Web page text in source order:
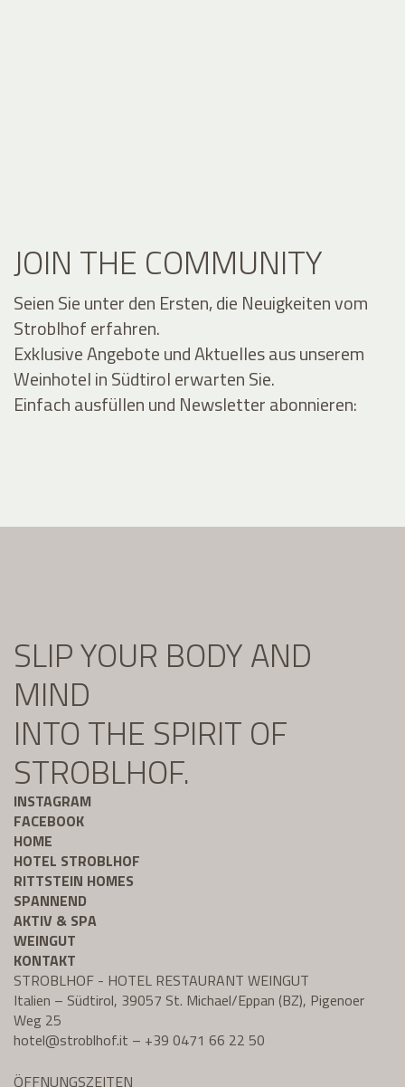
JOIN THE COMMUNITY
Seien Sie unter den Ersten, die Neuigkeiten vom
Stroblhof erfahren.
Exklusive Angebote und Aktuelles aus unserem
Weinhotel in Südtirol erwarten Sie.
Einfach ausfüllen und Newsletter abonnieren:
SLIP YOUR BODY AND
MIND
INTO THE SPIRIT OF
STROBLHOF.
INSTAGRAM
FACEBOOK
HOME
HOTEL STROBLHOF
RITTSTEIN HOMES
SPANNEND
AKTIV & SPA
WEINGUT
KONTAKT
STROBLHOF - HOTEL RESTAURANT WEINGUT
Italien – Südtirol, 39057 St. Michael/Eppan (BZ), Pigenoer
Weg 25
hotel@stroblhof.it – +39 0471 66 22 50
ÖFFNUNGSZEITEN